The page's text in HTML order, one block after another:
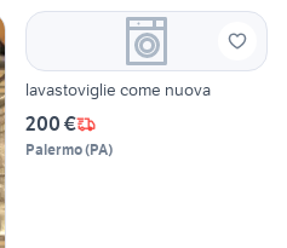
lavastoviglie come nuova
200 €
Palermo(PA)